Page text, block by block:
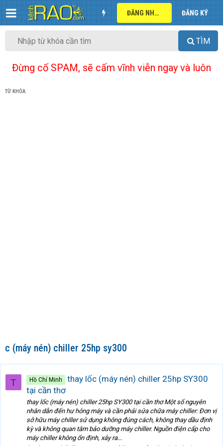
ĐĂNG NHẬP ĐĂNG KÝ
TÌM
Đừng cố SPAM, sẽ cấm vĩnh viễn ngay và luôn
TỪ KHÓA
c (máy nén) chiller 25hp sy300
T Hồ Chí Minh
thay lốc (máy nén) chiller 25hp SY300
tại cần thơ
thay lốc (máy nén) chiller 25hp SY300 tại cần thơ Một số nguyên
nhân dẫn đến hư hỏng máy và cần phải sửa chữa máy chiller: Đơn vị
sở hữu máy chiller sử dụng không đúng cách, không thay dầu định
kỳ và không quan tâm bảo dưỡng máy chiller. Nguồn điện cấp cho
máy chiller không ổn định, xảy ra...